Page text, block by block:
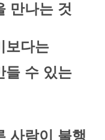
만나는 것
보다는
들 수 있는
사람이 불행